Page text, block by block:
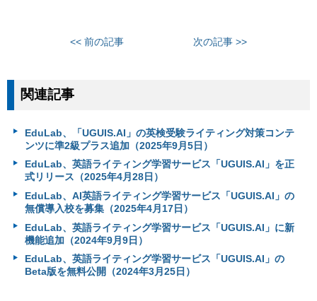
<< 前の記事 次の記事 >>
関連記事
EduLab、「UGUIS.AI」の英検受験ライティング対策コンテ
ンツに準2級プラス追加（2025年9月5日）
EduLab、英語ライティング学習サービス「UGUIS.AI」を正
式リリース（2025年4月28日）
EduLab、AI英語ライティング学習サービス「UGUIS.AI」の
無償導入校を募集（2025年4月17日）
EduLab、英語ライティング学習サービス「UGUIS.AI」に新
機能追加（2024年9月9日）
EduLab、英語ライティング学習サービス「UGUIS.AI」の
Beta版を無料公開（2024年3月25日）